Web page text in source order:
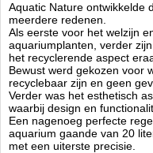
Aquatic Nature ontwikkelde
meerdere redenen.
Als eerste voor het welzijn
aquariumplanten, verder
het recyclerende aspect
Bewust werd gekozen voor
recyclebaar zijn en geen
Verder was het esthetisch
waarbij design en
Een nagenoeg perfecte
aquarium gaande van 20
met een uiterste precisie.